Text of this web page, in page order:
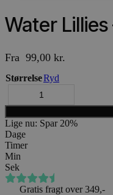
Water
Fra 99,00 kr.
StørrelseRyd
Lige nu: Spar 20%
Dage
Timer
Min
Sek
Gratis fragt over 349,-